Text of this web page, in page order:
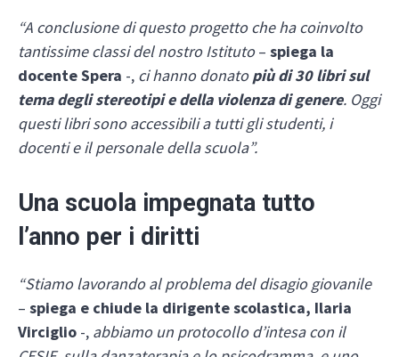
“A conclusione di questo progetto che ha coinvolto
tantissime classi del nostro Istituto– spiega la
docente Spera -, ci hanno donatopiù di 30 libri sul
tema degli stereotipi e della violenza di genere. Oggi
questi libri sono accessibili a tutti gli studenti, i
docenti e il personale della scuola”.
Una scuola impegnata tutto
l’anno per i diritti
“Stiamo lavorando al problema del disagio giovanile
– spiega e chiude la dirigente scolastica, Ilaria
Virciglio -, abbiamo un protocollo d’intesa con il